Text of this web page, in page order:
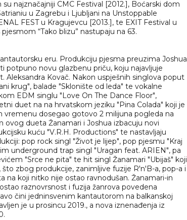
najznačajniji CMC Festival [2012.], Boćarski dom
u Zagrebu i Ljubljani na Unstoppable
FEST u Kragujevcu [2013.], te EXIT Festival u
“Tako blizu” nastupaju na 63.
eru. Produkciju pjesma preuzima Joshua
potpuno novu glazbenu priču, koju najavljuje
Aleksandra Kovač. Nakon uspješnih singlova poput
krug", balade "Sklonište od leda" te vokalne
EDM singlu "Love On The Dance Floor",
duet na na hrvatskom jeziku "Pina Colada" koji je
dosegao gotovo 2 milijuna pogleda na
ovog dueta Žanamari i Joshua izbacuju novi
kuću "V.R.H. Productions" te nastavljaju
pop rock singl "Život je lijep", pop pjesmu "Kraj
underground trap singl "Uragan feat. ARIEN", pa
"Srce ne pita" te hit singl Žanamari "Ubijaš" koji
zbog produkcije, zanimljive fuzije R'n'B-a, pop-a i
koji nitko nije ostao ravnodušan. Žanamari-in
raznovrsnost i fuzija žanrova povedena
čini jedninsvenim kantautorom na balkanskoj
je u prosincu 2019., a nova iznenađenja iz